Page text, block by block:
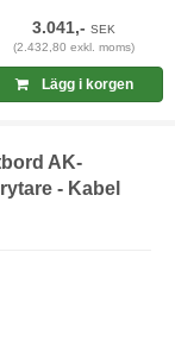
3.041,-SEK
(2.432,80 exkl. moms)
Lägg i korgen
AK-
- Kabel